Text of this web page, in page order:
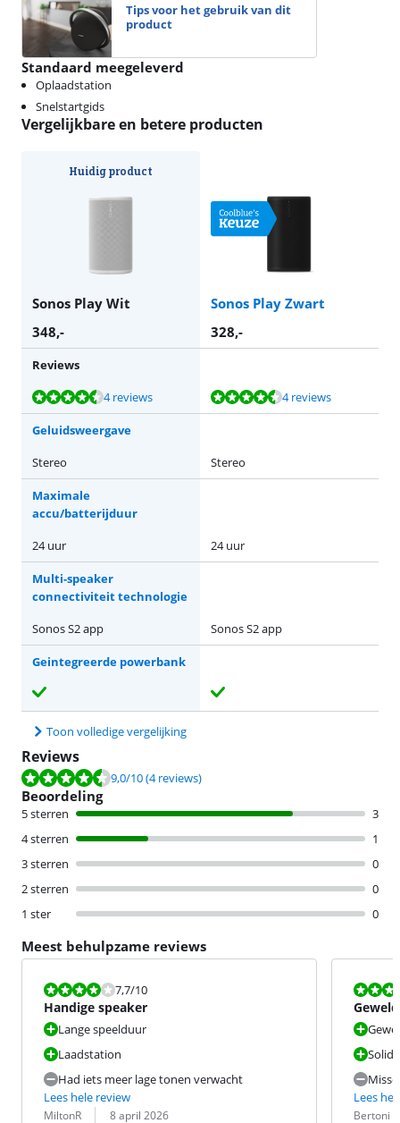
Tips voor het gebruik van dit
product
Standaard meegeleverd
Oplaadstation
Snelstartgids
Vergelijkbare en betere producten
Huidig product
Sonos Play Wit
Sonos Play Zwart
348,- 328,-
Reviews
Beoordeling is 9,0 van de 10, gebaseerd op 4 reviews.
4 reviews
Beoordeling is 9,0 van de 10, gebaseerd op 4 reviews. 4 reviews
Geluidsweergave
Stereo
Stereo
Maximale
accu/batterijduur
24 uur
24 uur
Multi-speaker
connectiviteit technologie
Sonos S2 app
Sonos S2 app
Geintegreerde powerbank
Toon volledige vergelijking
Reviews
Beoordeling is 9,0 van de 10, gebaseerd op 4 reviews.
9,0/10(4 reviews)
Beoordeling
5 sterren
3
4 sterren
1
3 sterren
0
2 sterren
0
1 ster
0
Meest behulpzame reviews
Beoordeling is 7,7 van de 10.
7,7/10
Handige speaker
Lange speelduur
Laadstation
Had iets meer lage tonen verwacht
Lees hele review
Beoordeling door:
MiltonR
Datum: 8 april 2026
Lees
Bertoni
Datum: